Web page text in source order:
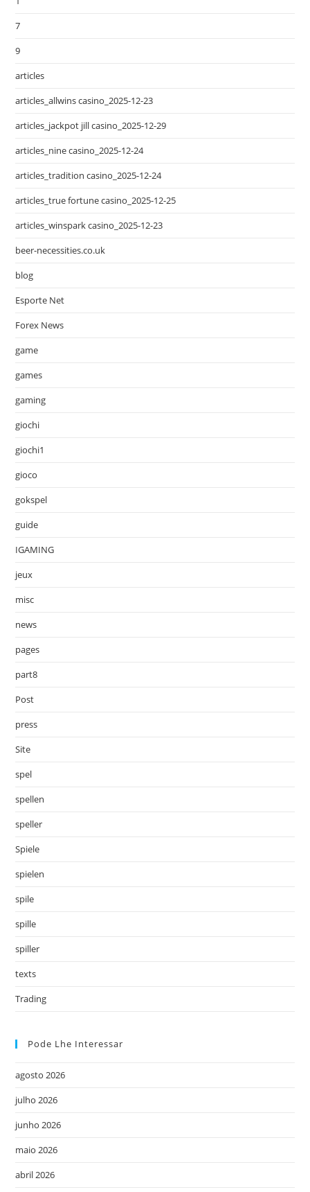
7
9
articles
articles_allwins casino_2025-12-23
articles_jackpot jill casino_2025-12-29
articles_nine casino_2025-12-24
articles_tradition casino_2025-12-24
articles_true fortune casino_2025-12-25
articles_winspark casino_2025-12-23
beer-necessities.co.uk
blog
Esporte Net
Forex News
game
games
gaming
giochi
giochi1
gioco
gokspel
guide
IGAMING
jeux
misc
news
pages
part8
Post
press
Site
spel
spellen
speller
Spiele
spielen
spile
spille
spiller
texts
Trading
Pode Lhe Interessar
agosto 2026
julho 2026
junho 2026
maio 2026
abril 2026